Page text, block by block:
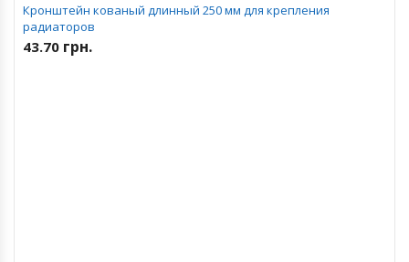
Кронштейн кованый длинный 250 мм для крепления
радиаторов
43.70 грн.